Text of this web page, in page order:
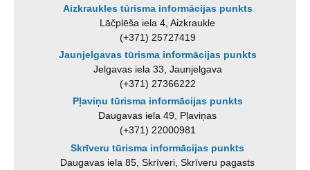
Aizkraukles tūrisma informācijas punkts
Lāčplēša iela 4, Aizkraukle
(+371) 25727419
Jaunjelgavas tūrisma informācijas punkts
Jelgavas iela 33, Jaunjelgava
(+371) 27366222
Pļaviņu tūrisma informācijas punkts
Daugavas iela 49, Pļaviņas
(+371) 22000981
Skrīveru tūrisma informācijas punkts
Daugavas iela 85, Skrīveri, Skrīveru pagasts